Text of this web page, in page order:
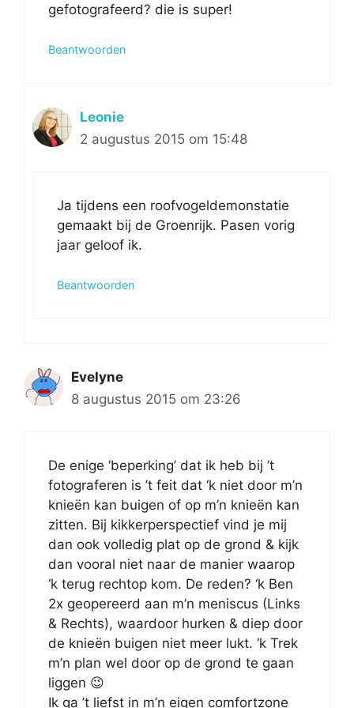
gefotografeerd? die is super!
Beantwoorden
Leonie
2 augustus 2015 om 15:48
Ja tijdens een roofvogeldemonstatie
gemaakt bij de Groenrijk. Pasen vorig
jaar geloof ik.
Beantwoorden
Evelyne
8 augustus 2015 om 23:26
De enige ‘beperking’ dat ik heb bij ’t
fotograferen is ’t feit dat ‘k niet door m’n
knieën kan buigen of op m’n knieën kan
zitten. Bij kikkerperspectief vind je mij
dan ook volledig plat op de grond & kijk
dan vooral niet naar de manier waarop
‘k terug rechtop kom. De reden? ‘k Ben
2x geopereerd aan m’n meniscus (Links
& Rechts), waardoor hurken & diep door
de knieën buigen niet meer lukt. ‘k Trek
m’n plan wel door op de grond te gaan
liggen 😉
Ik ga ’t liefst in m’n eigen comfortzone